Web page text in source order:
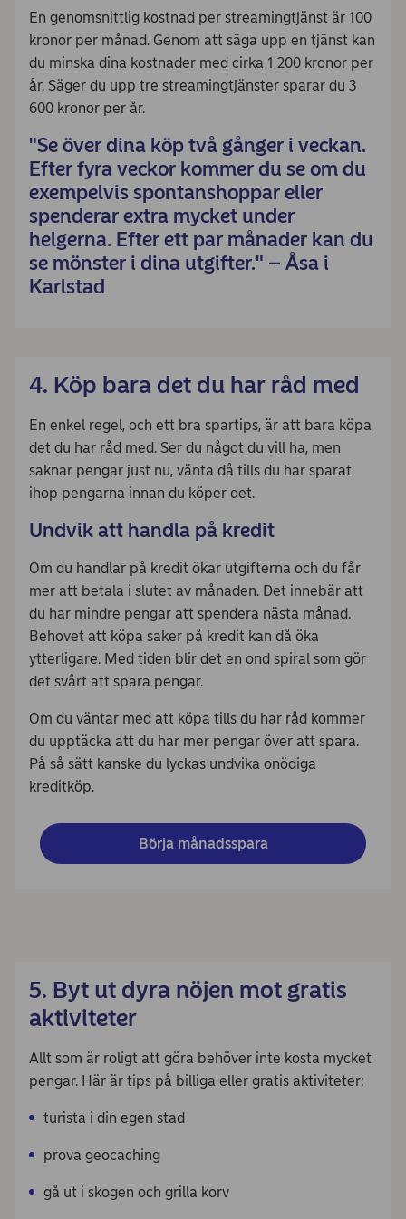
En genomsnittlig kostnad per streamingtjänst är 100
kronor per månad. Genom att säga upp en tjänst kan
du minska dina kostnader med cirka 1 200 kronor per
år. Säger du upp tre streamingtjänster sparar du 3
600 kronor per år.
"Se över dina köp två gånger i veckan.
Efter fyra veckor kommer du se om du
exempelvis spontanshoppar eller
spenderar extra mycket under
helgerna. Efter ett par månader kan du
se mönster i dina utgifter." – Åsa i
Karlstad
4. Köp bara det du har råd med
En enkel regel, och ett bra spartips, är att bara köpa
det du har råd med. Ser du något du vill ha, men
saknar pengar just nu, vänta då tills du har sparat
ihop pengarna innan du köper det.
Undvik att handla på kredit
Om du handlar på kredit ökar utgifterna och du får
mer att betala i slutet av månaden. Det innebär att
du har mindre pengar att spendera nästa månad.
Behovet att köpa saker på kredit kan då öka
ytterligare. Med tiden blir det en ond spiral som gör
det svårt att spara pengar.
Om du väntar med att köpa tills du har råd kommer
du upptäcka att du har mer pengar över att spara.
På så sätt kanske du lyckas undvika onödiga
kreditköp.
Börja månadsspara
5. Byt ut dyra nöjen mot gratis
aktiviteter
Allt som är roligt att göra behöver inte kosta mycket
pengar. Här är tips på billiga eller gratis aktiviteter:
turista i din egen stad
prova geocaching
gå ut i skogen och grilla korv